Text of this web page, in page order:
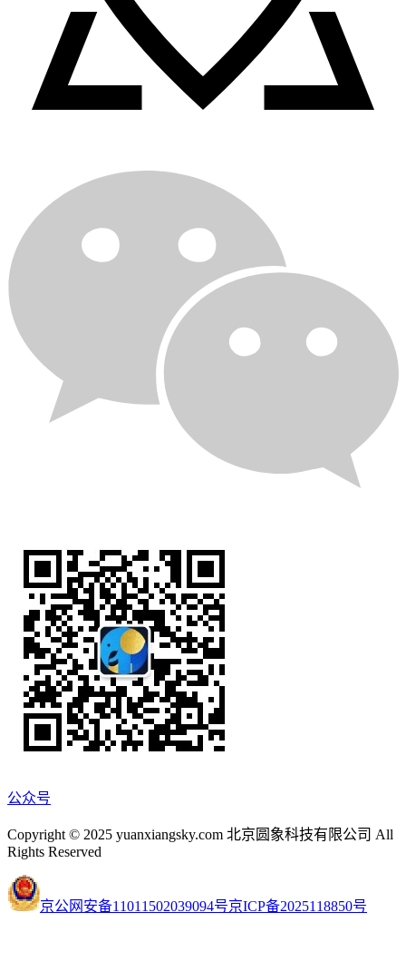
公众号
Copyright © 2025 yuanxiangsky.com 北京圆象科技有限公司 All
Rights Reserved
京公网安备11011502039094号京ICP备2025118850号